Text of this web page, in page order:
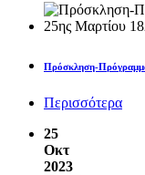
Πρόσκληση-
Περισσότερα
25
Οκτ
2023